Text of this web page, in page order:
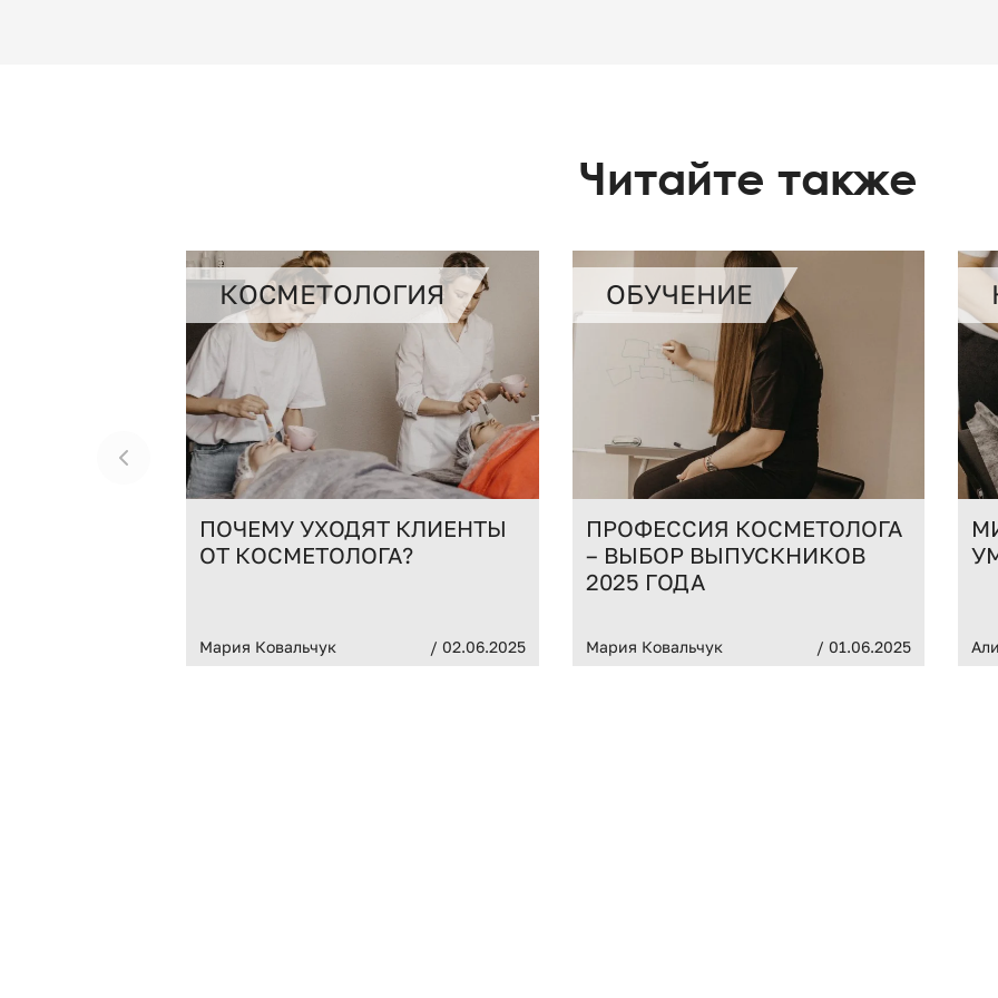
Читайте также
КОСМЕТОЛОГИЯ
ПОЧЕМУ УХОДЯТ КЛИЕНТЫ
ОТ КОСМЕТОЛОГА?
Мария Ковальчук / 02.06.2025
ОБУЧЕНИЕ
ПРОФЕССИЯ КОСМЕТОЛОГА
– ВЫБОР ВЫПУСКНИКОВ
2025 ГОДА
Мария Ковальчук / 01.06.2025